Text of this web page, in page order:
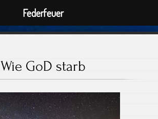
Wie GoD starb
Federfeuer